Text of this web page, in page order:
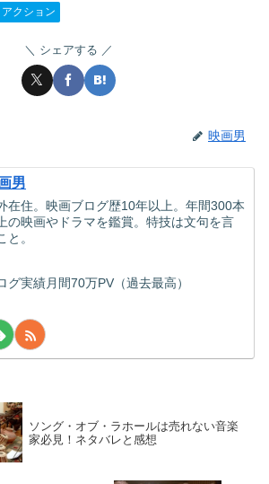
アクション
シェアする
映画男
男
在住。映画ブログ歴10年以上。年間300本
の映画やドラマを鑑賞。特技は文句を言
と。
グ実績月間70万PV（過去最高）
ソング・オブ・ラホールは売れない音楽
家必見！ネタバレと感想